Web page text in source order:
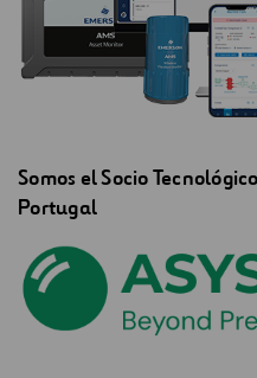
Somos el Socio
Portugal